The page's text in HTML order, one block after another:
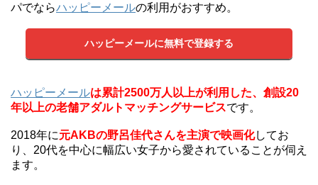
パでならハッピーメールの利用がおすすめ。
ハッピーメールに無料で登録する
ハッピーメールは累計2500万人以上が利用した、創設20
年以上の老舗アダルトマッチングサービスです。
2018年に元AKBの野呂佳代さんを主演で映画化してお
り、20代を中心に幅広い女子から愛されていることが伺え
ます。